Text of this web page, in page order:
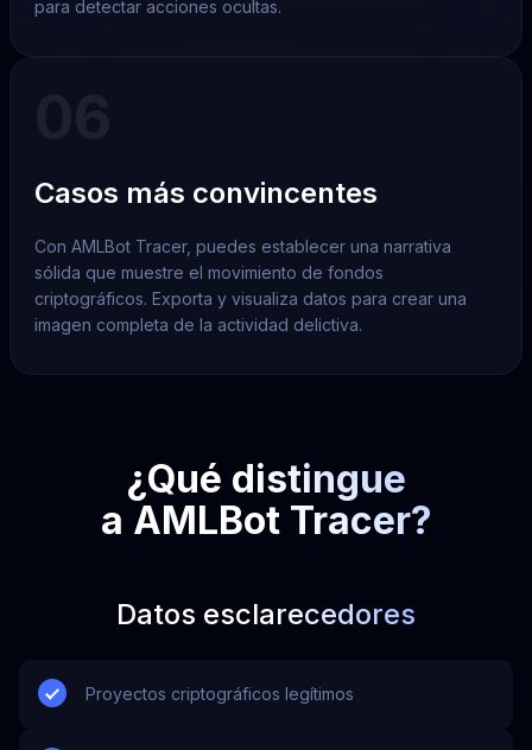
para detectar acciones ocultas.
Casos más convincentes
Con AMLBot Tracer, puedes establecer una narrativa
sólida que muestre el movimiento de fondos
criptográficos. Exporta y visualiza datos para crear una
imagen completa de la actividad delictiva.
¿Qué distingue
a AMLBot Tracer?
Datos esclarecedores
Proyectos criptográficos legítimos